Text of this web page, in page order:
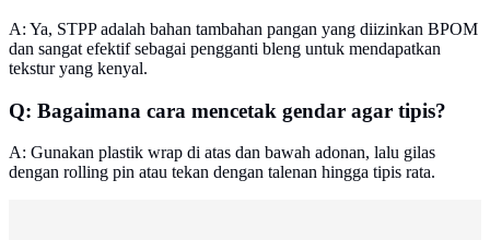
A: Ya, STPP adalah bahan tambahan pangan yang diizinkan BPOM
dan sangat efektif sebagai pengganti bleng untuk mendapatkan
tekstur yang kenyal.
Q: Bagaimana cara mencetak gendar agar tipis?
A: Gunakan plastik wrap di atas dan bawah adonan, lalu gilas
dengan rolling pin atau tekan dengan talenan hingga tipis rata.